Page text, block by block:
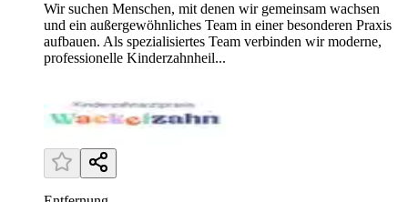
Wir suchen Menschen, mit denen wir gemeinsam wachsen
und ein außergewöhnliches Team in einer besonderen Praxis
aufbauen. Als spezialisiertes Team verbinden wir moderne,
professionelle Kinderzahnheil...